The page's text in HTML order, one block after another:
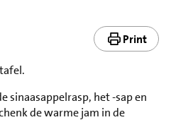
Print
sinaasappelrasp, het -sap en
de warme jam in de